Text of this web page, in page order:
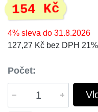
154 Kč
4% sleva do 31.8.2026
127,27 Kč bez DPH 21%
Počet: